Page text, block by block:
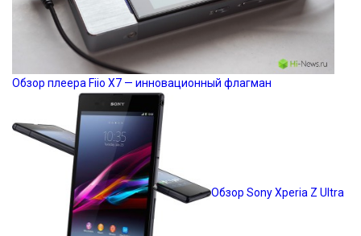
Обзор плеера Fiio X7 — инновационный флагман
Обзор Sony Xperia Z Ultra